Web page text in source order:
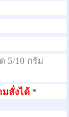
5/10 กรัม
มสั่งได้*